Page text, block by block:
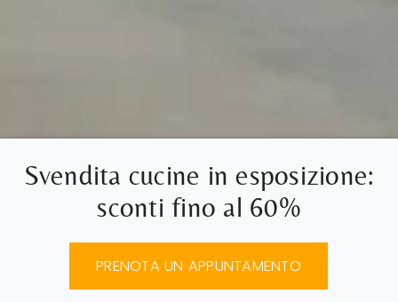
Svendita cucine in esposizione:
sconti fino al 60%
PRENOTA UN APPUNTAMENTO